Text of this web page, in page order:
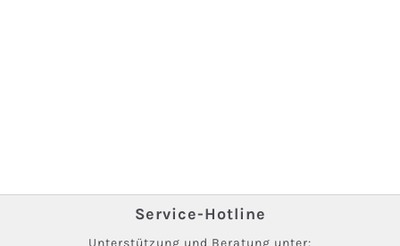
Service-Hotline
Unterstützung und Beratung unter: